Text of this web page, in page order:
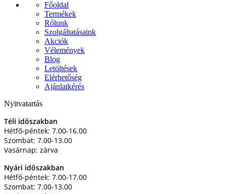
Főoldal
Termékek
Rólunk
Szolgáltatásaink
Akciók
Vélemények
Blog
Letöltések
Elérhetőség
Ajánlatkérés
Nyitvatartás
Téli időszakban
Hétfő-péntek: 7.00-16.00
Szombat: 7.00-13.00
Vasárnap: zárva
Nyári időszakban
Hétfő-péntek: 7.00-17.00
Szombat: 7.00-13.00